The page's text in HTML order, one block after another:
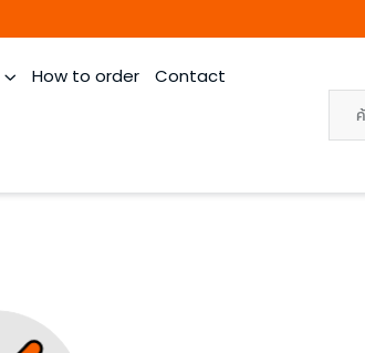
How to order Contact